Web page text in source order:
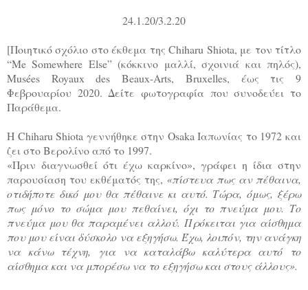
24.1.20/3.2.20
[Ποιητικό σχόλιο στο έκθεμα της Chiharu Shiota, με τον τίτλο
“Me Somewhere Else” (κόκκινο μαλλί, σχοινιά και πηλός),
Musées Royaux des Beaux-Arts, Bruxelles, έως τις 9
Φεβρουαρίου 2020. Δείτε φωτογραφία που συνοδεύει το
Παράθεμα.
Η Chiharu Shiota γεννήθηκε στην Osaka Ιαπωνίας το 1972 και
ζει στο Βερολίνο από το 1997.
«Πριν διαγνωσθεί ότι έχω καρκίνο», γράφει η ίδια στην
παρουσίαση του εκθέματός της, «πίστευα πως αν πέθαινα,
οτιδήποτε δικό μου θα πέθαινε κι αυτό. Τώρα, όμως, ξέρω
πως μόνο το σώμα μου πεθαίνει, όχι το πνεύμα μου. Το
πνεύμα μου θα παραμένει αλλού. Πρόκειται για αίσθημα
που μου είναι δύσκολο να εξηγήσω. Έχω, λοιπόν, την ανάγκη
να κάνω τέχνη, για να καταλάβω καλύτερα αυτό το
αίσθημα και να μπορέσω να το εξηγήσω και στους άλλους».